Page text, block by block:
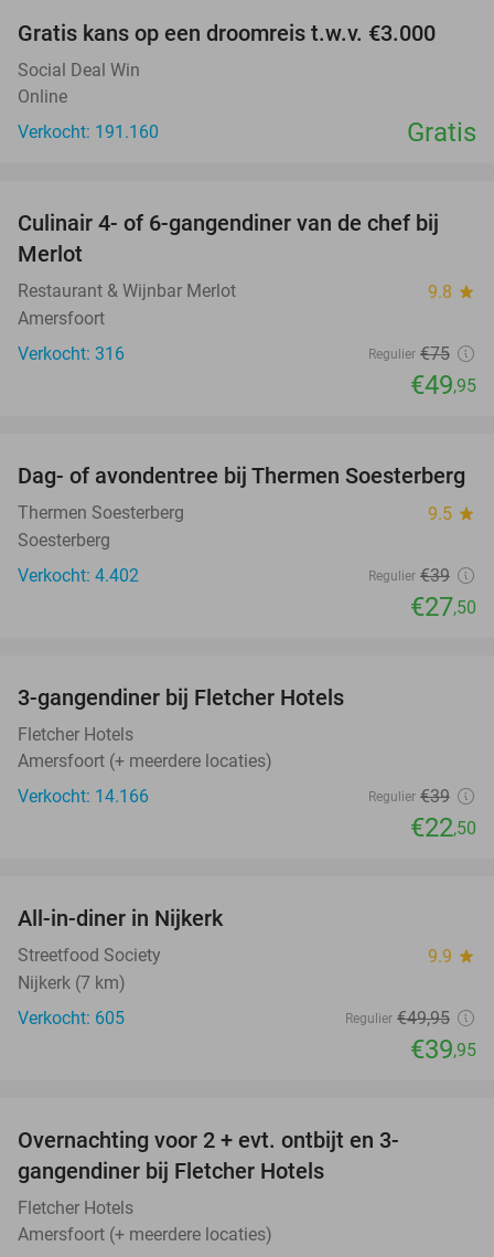
Gratis kans op een droomreis t.w.v. €3.000
Social Deal Win
Online
Verkocht: 191.160
Gratis
33%
Culinair 4- of 6-gangendiner van de chef bij
Merlot
Restaurant & Wijnbar Merlot 9.8 star
Amersfoort
Verkocht: 316
Regulier €75
€49,95
29%
Dag- of avondentree bij Thermen Soesterberg
Thermen Soesterberg 9.5 star
Soesterberg
Verkocht: 4.402
Regulier €39
€27,50
3-gangendiner bij Fletcher Hotels
Fletcher Hotels
Amersfoort (+ meerdere locaties)
Verkocht: 14.166
Regulier €39
€22,50
All-in-diner in Nijkerk
Streetfood Society 9.9 star
Nijkerk (7 km)
Verkocht: 605
Regulier €49,95
€39,95
Overnachting voor 2 + evt. ontbijt en 3-
gangendiner bij Fletcher Hotels
Fletcher Hotels
Amersfoort (+ meerdere locaties)